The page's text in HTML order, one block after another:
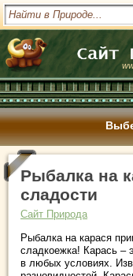
Рыбалка на
сладости
Сайт Природа
Рыбалка на карася
сладкоежка! Карась –
в любых условиях.